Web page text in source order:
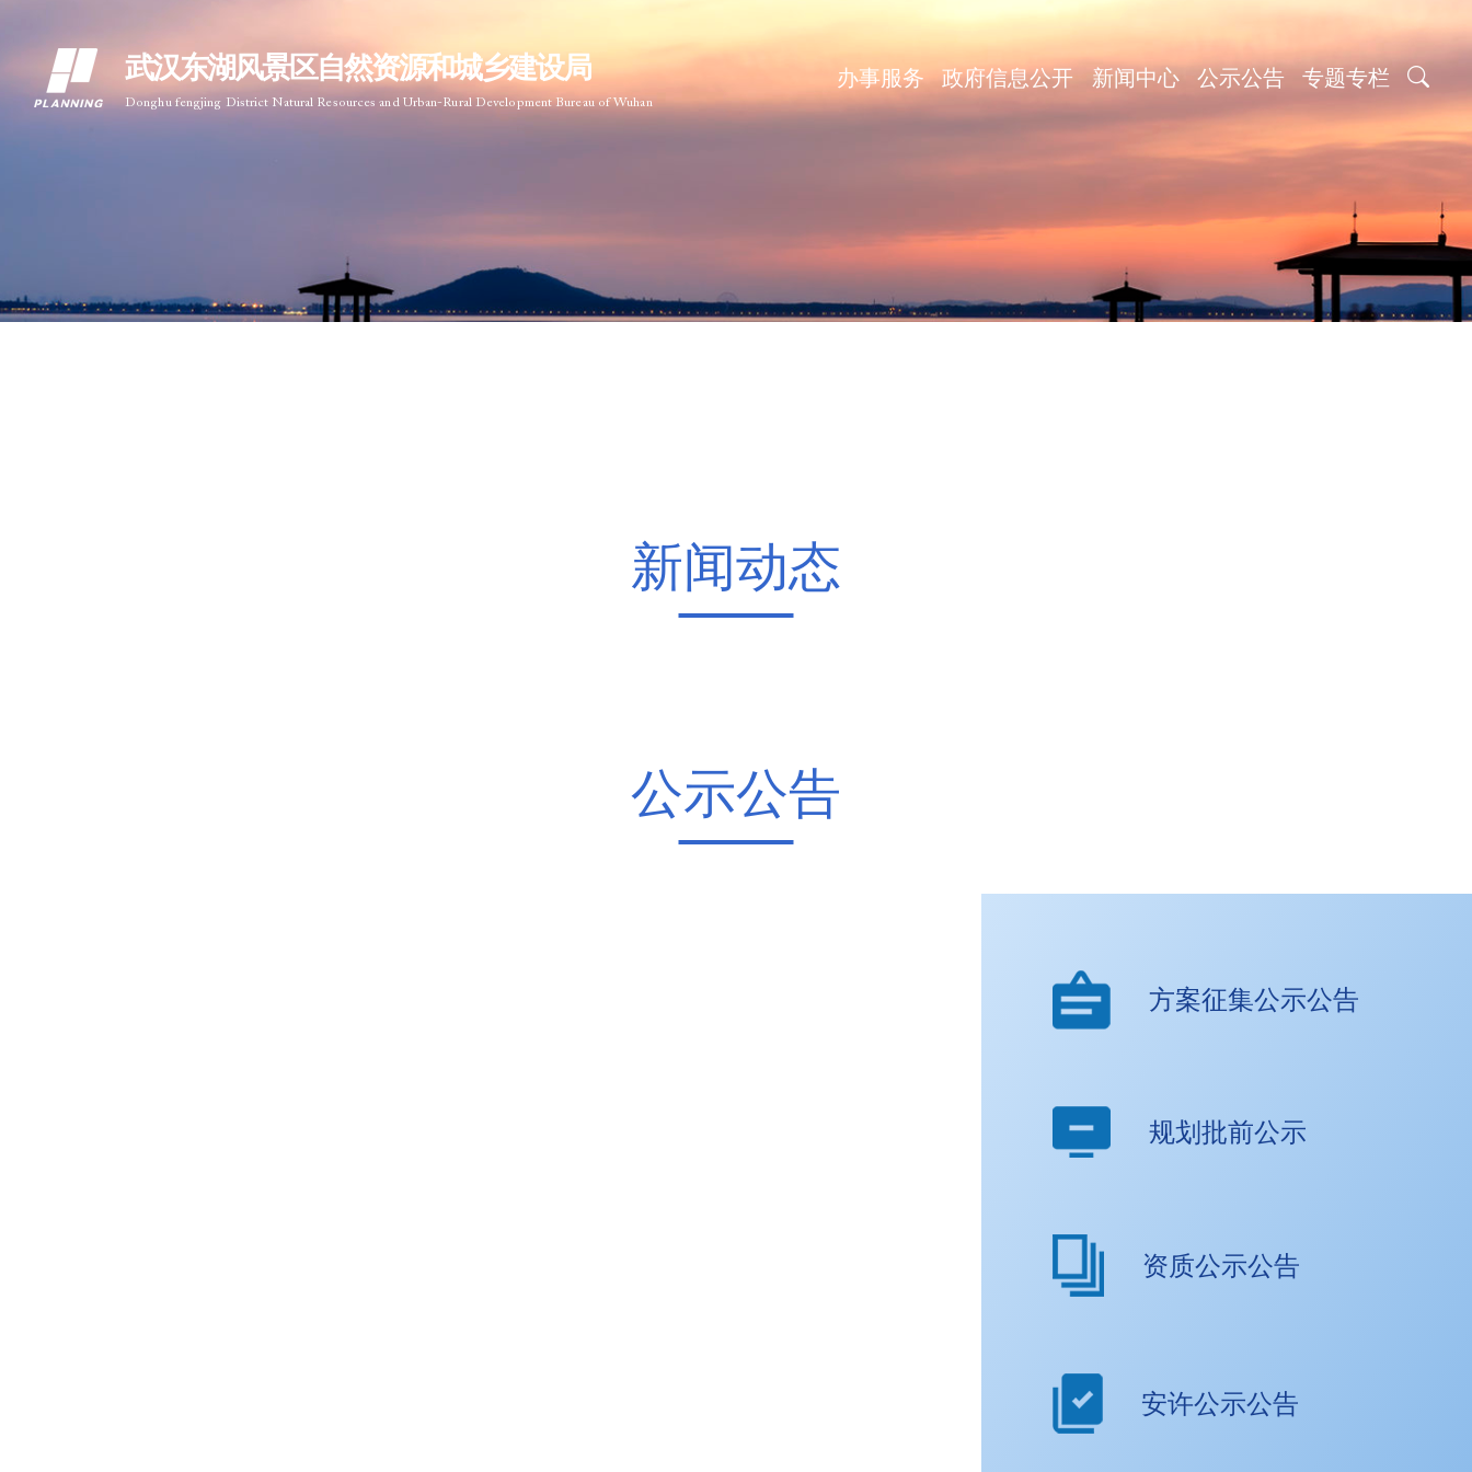
武汉东湖风景区自然资源和城乡建设局
Donghu fengjing District Natural Resources and Urban-Rural Development Bureau of Wuhan
办事服务 政府信息公开 新闻中心 公示公告 专题专栏
新闻动态
公示公告
方案征集公示公告
规划批前公示
资质公示公告
安许公示公告